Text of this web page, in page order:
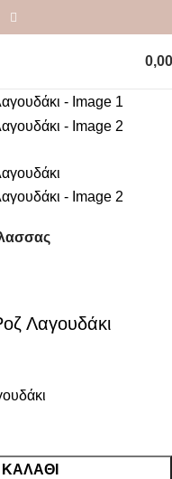
0,00
Λαγουδάκι